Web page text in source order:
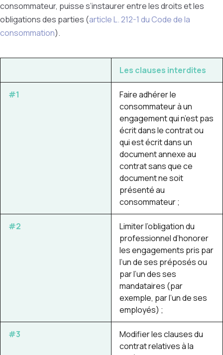
consommateur, puisse s’instaurer entre les droits et les
obligations des parties (article L. 212-1 du Code de la
consommation).
Les clauses interdites
#1
Faire adhérer le
consommateur à un
engagement qui n’est pas
écrit dans le contrat ou
qui est écrit dans un
document annexe au
contrat sans que ce
document ne soit
présenté au
consommateur ;
#2
Limiter l’obligation du
professionnel d’honorer
les engagements pris par
l’un de ses préposés ou
par l’un des ses
mandataires (par
exemple, par l’un de ses
employés) ;
#3
Modifier les clauses du
contrat relatives à la